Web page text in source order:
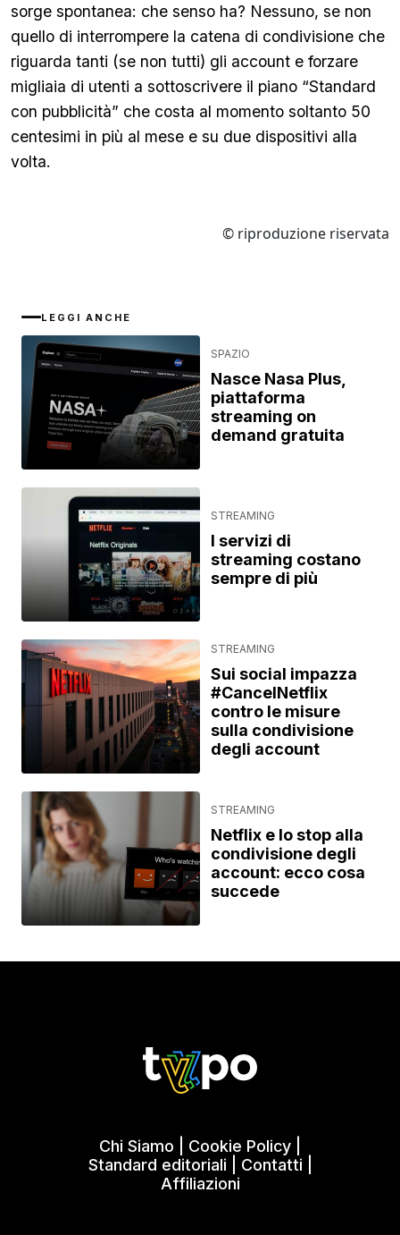
sorge spontanea: che senso ha? Nessuno, se non
quello di interrompere la catena di condivisione che
riguarda tanti (se non tutti) gli account e forzare
migliaia di utenti a sottoscrivere il piano “Standard
con pubblicità” che costa al momento soltanto 50
centesimi in più al mese e su due dispositivi alla
volta.
© riproduzione riservata
LEGGI ANCHE
SPAZIO
Nasce Nasa Plus,
piattaforma
streaming on
demand gratuita
STREAMING
I servizi di
streaming costano
sempre di più
STREAMING
Sui social impazza
#CancelNetflix
contro le misure
sulla condivisione
degli account
STREAMING
Netflix e lo stop alla
condivisione degli
account: ecco cosa
succede
Chi Siamo Cookie Policy
Standard editoriali
Contatti
Affiliazioni